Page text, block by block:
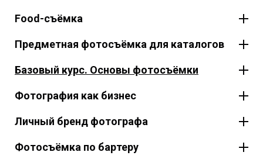
Food-съёмка
Предметная фотосъёмка для каталогов
Базовый курс. Основы фотосъёмки
Фотография как бизнес
Личный бренд фотографа
Фотосъёмка по бартеру